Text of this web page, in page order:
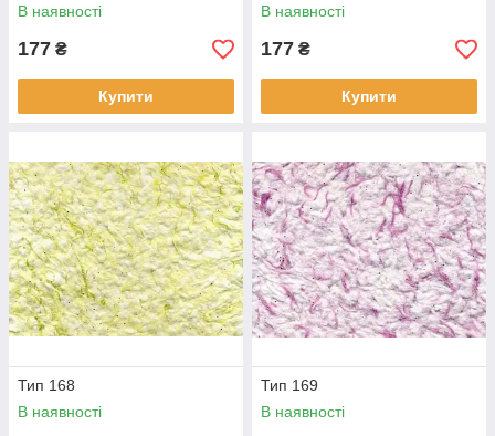
В наявності
177 ₴
Купити
В наявності
177 ₴
Купити
Тип 168
В наявності
Тип 169
В наявності